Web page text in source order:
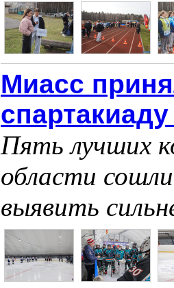
Миасс
Пять лучших
области
выявить